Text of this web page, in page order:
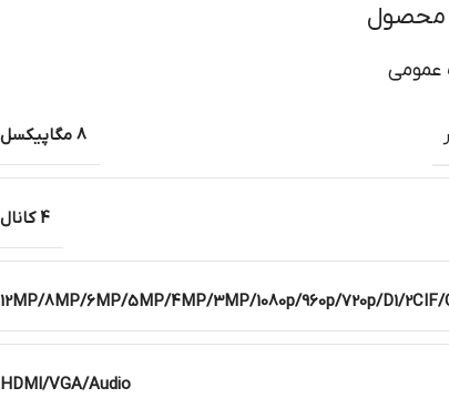
محصول
8 مگاپیکسل
4 کانال
12MP/8MP/6MP/5MP/4MP/3MP/1080p/960p/720p/D1/2CIF/
HDMI/VGA/Audio